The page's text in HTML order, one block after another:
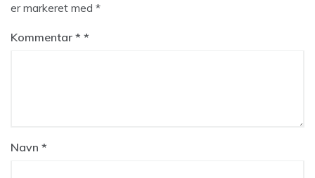
er markeret med *
Kommentar *
Navn *